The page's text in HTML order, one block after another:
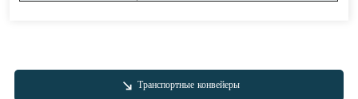
Транспортные конвейеры